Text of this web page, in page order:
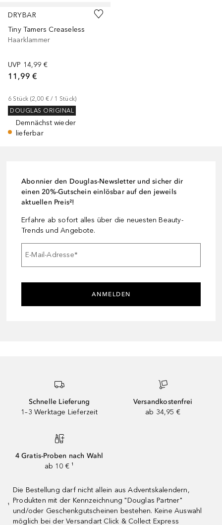
DRYBAR
Tiny Tamers Creaseless
Haarklammer
UVP 14,99 €
11,99 €
6 Stück (2,00 € / 1 Stück)
DOUGLAS ORIGINAL
Demnächst wieder
lieferbar
Abonnier den Douglas-Newsletter und sicher dir
einen 20%-Gutschein einlösbar auf den jeweils
aktuellen Preis²!
Erfahre ab sofort alles über die neuesten Beauty-
Trends und Angebote.
E-Mail-Adresse*
ANMELDEN
Schnelle Lieferung
1–3 Werktage Lieferzeit
Versandkostenfrei
ab 34,95 €
4 Gratis-Proben nach Wahl
ab 10 € ¹
¹
Die Bestellung darf nicht allein aus Adventskalendern,
Produkten mit der Kennzeichnung "Douglas Partner"
und/oder Geschenkgutscheinen bestehen. Keine Auswahl
möglich bei der Versandart Click & Collect Express